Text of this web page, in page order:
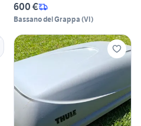
600 €
Bassano del Grappa (VI)